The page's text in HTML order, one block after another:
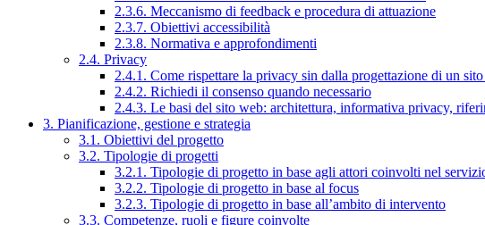
2.3.6. Meccanismo di feedback e procedura di attuazione
2.3.7. Obiettivi accessibilità
2.3.8. Normativa e approfondimenti
2.4. Privacy
2.4.1. Come rispettare la privacy sin dalla progettazione di un
2.4.2. Richiedi il consenso quando necessario
2.4.3. Le basi del sito web: architettura, informativa privacy,
3. Pianificazione, gestione e strategia
3.1. Obiettivi del progetto
3.2. Tipologie di progetti
3.2.1. Tipologie di progetto in base agli attori coinvolti nel
3.2.2. Tipologie di progetto in base al focus
3.2.3. Tipologie di progetto in base all’ambito di intervento
3.3. Competenze, ruoli e figure coinvolte